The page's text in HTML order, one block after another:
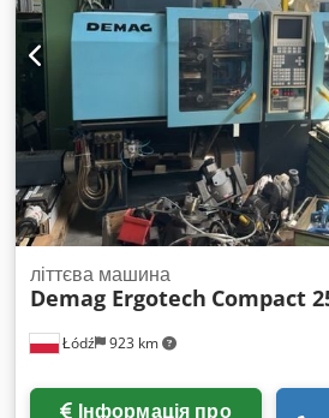
Łódź 923 km
літтєва машина
Demag Ergotech Compact